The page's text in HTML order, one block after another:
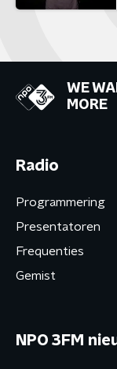
WE
MORE
Radio
Programmering
Presentatoren
Frequenties
Gemist
NPO 3FM